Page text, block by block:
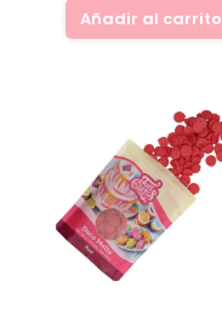
Añadir al carrito